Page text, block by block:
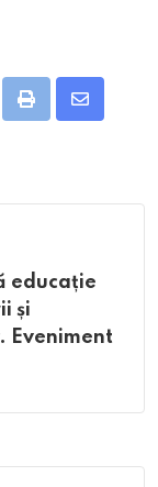
Print
Share
educație
și
Eveniment